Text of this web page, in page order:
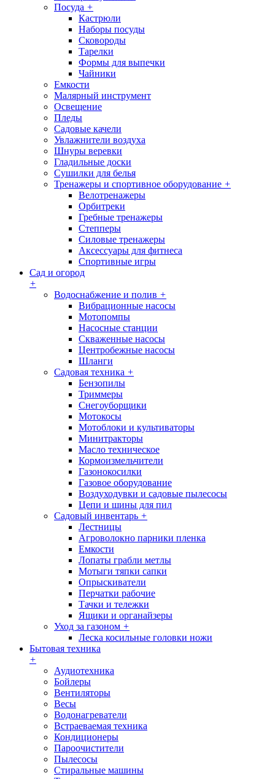
Посуда +
Кастрюли
Наборы посуды
Сковороды
Тарелки
Формы для выпечки
Чайники
Емкости
Малярный инструмент
Освещение
Пледы
Садовые качели
Увлажнители воздуха
Шнуры веревки
Гладильные доски
Сушилки для белья
Тренажеры и спортивное оборудование +
Велотренажеры
Орбитреки
Гребные тренажеры
Степперы
Силовые тренажеры
Аксессуары для фитнеса
Спортивные игры
Сад и огород
+
Водоснабжение и полив +
Вибрационные насосы
Мотопомпы
Насосные станции
Скваженные насосы
Центробежные насосы
Шланги
Садовая техника +
Бензопилы
Триммеры
Снегоуборщики
Мотокосы
Мотоблоки и культиваторы
Минитракторы
Масло техническое
Кормоизмельчители
Газонокосилки
Газовое оборудование
Воздуходувки и садовые пылесосы
Цепи и шины для пил
Садовый инвентарь +
Лестницы
Агроволокно парники пленка
Емкости
Лопаты грабли метлы
Мотыги тяпки сапки
Опрыскиватели
Перчатки рабочие
Тачки и тележки
Ящики и органайзеры
Уход за газоном +
Леска косильные головки ножи
Бытовая техника
+
Аудиотехника
Бойлеры
Вентиляторы
Весы
Водонагреватели
Встраеваемая техника
Кондиционеры
Пароочистители
Пылесосы
Стиральные машины